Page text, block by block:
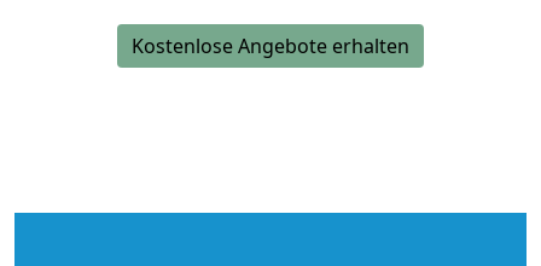
Kostenlose Angebote erhalten